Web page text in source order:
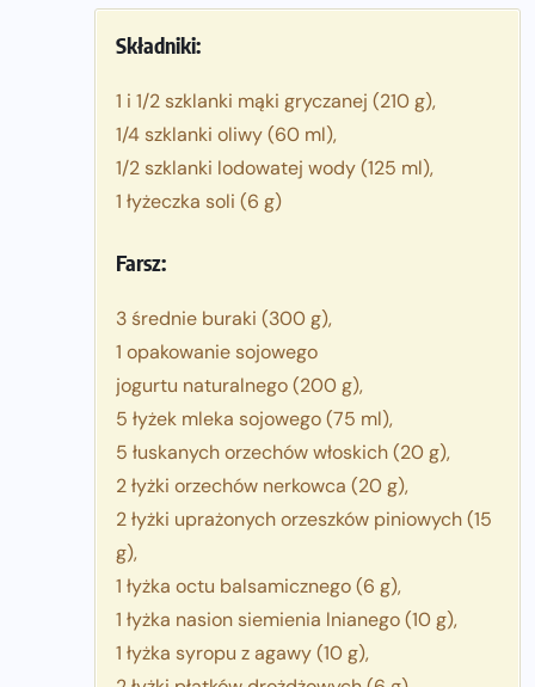
Składniki:
1 i 1/2 szklanki mąki gryczanej (210 g),
1/4 szklanki oliwy (60 ml),
1/2 szklanki lodowatej wody (125 ml),
1 łyżeczka soli (6 g)
Farsz:
3 średnie buraki (300 g),
1 opakowanie sojowego
jogurtu naturalnego (200 g),
5 łyżek mleka sojowego (75 ml),
5 łuskanych orzechów włoskich (20 g),
2 łyżki orzechów nerkowca (20 g),
2 łyżki uprażonych orzeszków piniowych (15
g),
1 łyżka octu balsamicznego (6 g),
1 łyżka nasion siemienia lnianego (10 g),
1 łyżka syropu z agawy (10 g),